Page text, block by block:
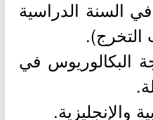
السنة الدراسية
التخرج).
البكالوريوس في